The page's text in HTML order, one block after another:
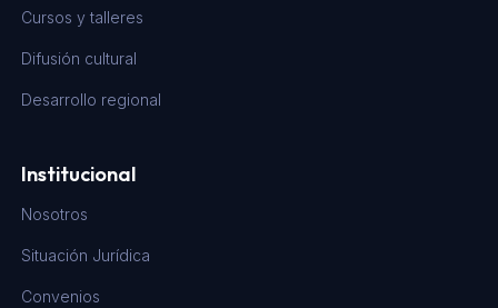
Cursos y talleres
Difusión cultural
Desarrollo regional
Institucional
Nosotros
Situación Jurídica
Convenios